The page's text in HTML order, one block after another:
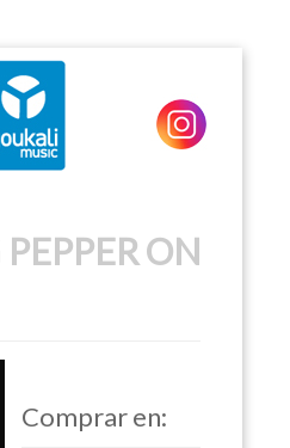
FOR JOOMLA 2.5 AND 3.0+
ON
Comprar en: